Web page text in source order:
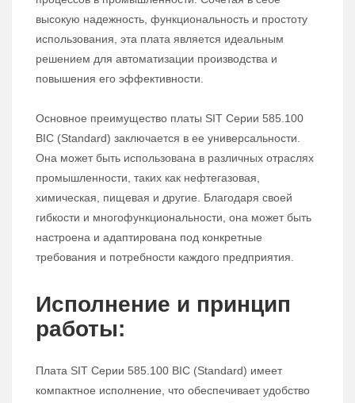
высокую надежность, функциональность и простоту
использования, эта плата является идеальным
решением для автоматизации производства и
повышения его эффективности.
Основное преимущество платы SIT Серии 585.100
BIC (Standard) заключается в ее универсальности.
Она может быть использована в различных отраслях
промышленности, таких как нефтегазовая,
химическая, пищевая и другие. Благодаря своей
гибкости и многофункциональности, она может быть
настроена и адаптирована под конкретные
требования и потребности каждого предприятия.
Исполнение и принцип
работы:
Плата SIT Серии 585.100 BIC (Standard) имеет
компактное исполнение, что обеспечивает удобство